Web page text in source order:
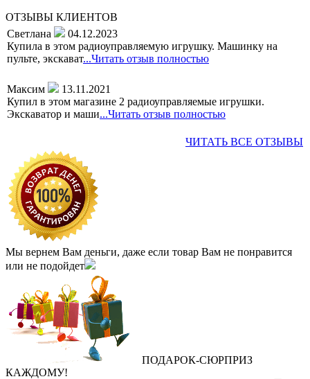
ОТЗЫВЫ КЛИЕНТОВ
Светлана
04.12.2023
Купила в этом радиоуправляемую игрушку. Машинку на
пульте, экскават...Читать отзыв полностью
Максим
13.11.2021
Купил в этом магазине 2 радиоуправляемые игрушки.
Экскаватор и маши...Читать отзыв полностью
ЧИТАТЬ ВСЕ ОТЗЫВЫ
Мы вернем Вам деньги, даже если товар Вам не понравится
или не подойдет
ПОДАРОК‐СЮРПРИЗ
КАЖДОМУ!